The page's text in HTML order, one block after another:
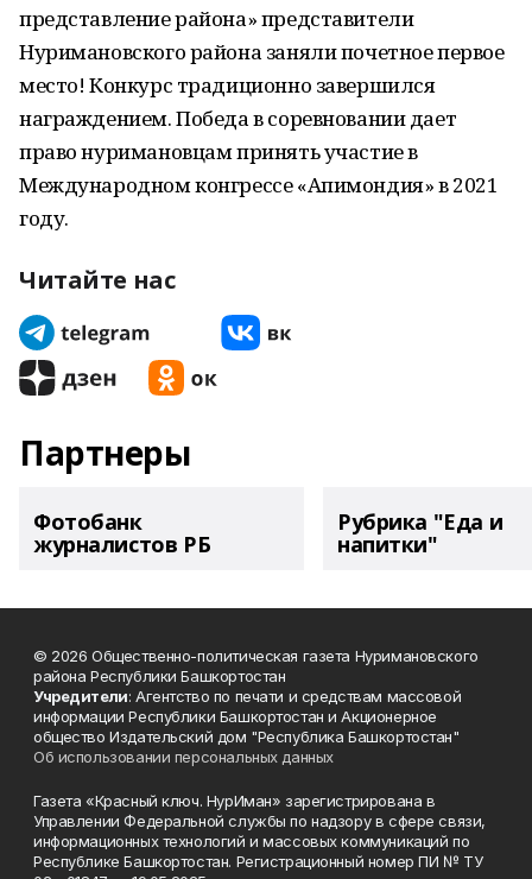
представление района» представители
Нуримановского района заняли почетное первое
место! Конкурс традиционно завершился
награждением. Победа в соревновании дает
право нуримановцам принять участие в
Международном конгрессе «Апимондия» в 2021
году.
Читайте нас
Партнеры
Фотобанк
журналистов РБ
Рубрика "Еда и
напитки"
© 2026 Общественно-политическая газета Нуримановского
района Республики Башкортостан
Учредители: Агентство по печати и средствам массовой
информации Республики Башкортостан и Акционерное
общество Издательский дом "Республика Башкортостан"
Об использовании персональных данных
Газета «Красный ключ. НурИман» зарегистрирована в
Управлении Федеральной службы по надзору в сфере связи,
информационных технологий и массовых коммуникаций по
Республике Башкортостан. Регистрационный номер ПИ № ТУ